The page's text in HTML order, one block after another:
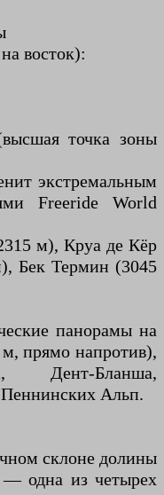
восток):
точка зоны
экстремальным
Freeride World
м), Круа де Кёр
Бек Термин (3045
панорамы на
прямо напротив),
Дент-Бланша,
Пеннинских Альп.
склоне долины
— одна из четырех